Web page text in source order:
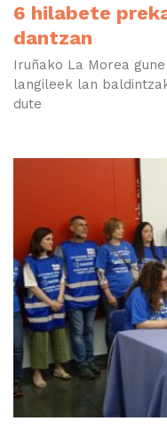
6 hilabete
dantzan
Iruñako La Morea
langileek lan
dute